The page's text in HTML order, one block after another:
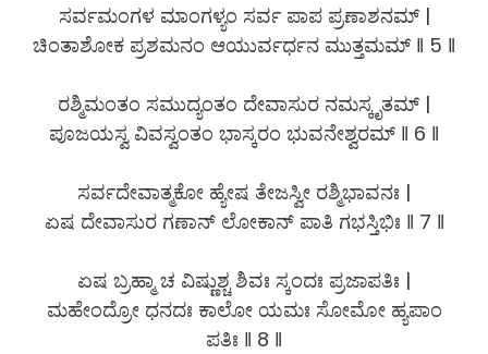
ಸರ್ವಮಂಗಳ ಮಾಂಗಳ್ಯಂ ಸರ್ವ ಪಾಪ ಪ್ರಣಾಶನಮ್ |
ಚಿಂತಾಶೋಕ ಪ್ರಶಮನಂ ಆಯುರ್ವರ್ಧನ ಮುತ್ತಮಮ್ ‖ 5 ‖
ರಶ್ಮಿಮಂತಂ ಸಮುದ್ಯಂತಂ ದೇವಾಸುರ ನಮಸ್ಕೃತಮ್ |
ಪೂಜಯಸ್ವ ವಿವಸ್ವಂತಂ ಭಾಸ್ಕರಂ ಭುವನೇಶ್ವರಮ್ ‖ 6 ‖
ಸರ್ವದೇವಾತ್ಮಕೋ ಹ್ಯೇಷ ತೇಜಸ್ವೀ ರಶ್ಮಿಭಾವನಃ |
ಏಷ ದೇವಾಸುರ ಗಣಾನ್ ಲೋಕಾನ್ ಪಾತಿ ಗಭಸ್ತಿಭಿಃ ‖ 7 ‖
ಏಷ ಬ್ರಹ್ಮಾ ಚ ವಿಷ್ಣುಶ್ಚ ಶಿವಃ ಸ್ಕಂದಃ ಪ್ರಜಾಪತಿಃ |
ಮಹೇಂದ್ರೋ ಧನದಃ ಕಾಲೋ ಯಮಃ ಸೋಮೋ ಹ್ಯಪಾಂ
ಪತಿಃ ‖ 8 ‖